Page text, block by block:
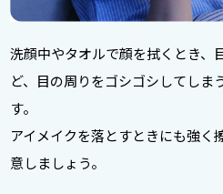
洗顔中やタオルで顔を拭くとき、
ど、目の周りをゴシゴシしてしま
す。
アイメイクを落とすときにも強く
意しましょう。